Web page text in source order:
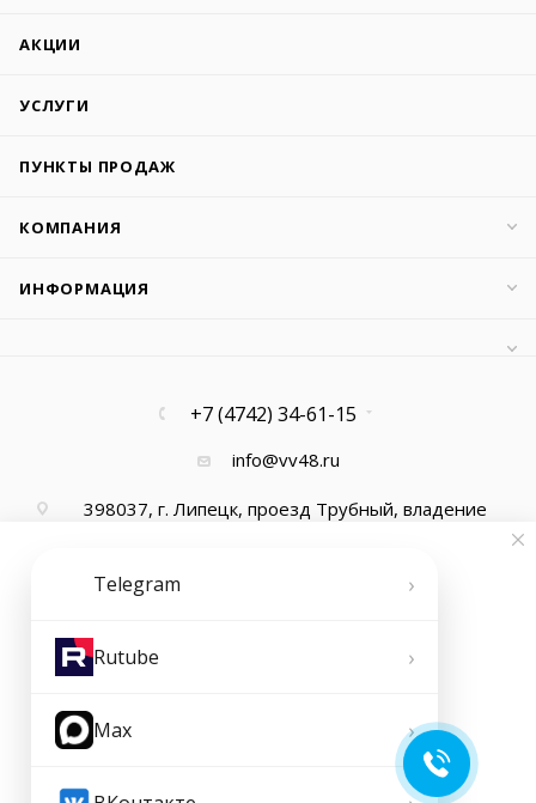
АКЦИИ
УСЛУГИ
ПУНКТЫ ПРОДАЖ
КОМПАНИЯ
ИНФОРМАЦИЯ
+7 (4742) 34-61-15
info@vv48.ru
398037, г. Липецк, проезд Трубный, владение
2026 © ООО "Ваша Вода"
Telegram ›
Rutube ›
Max ›